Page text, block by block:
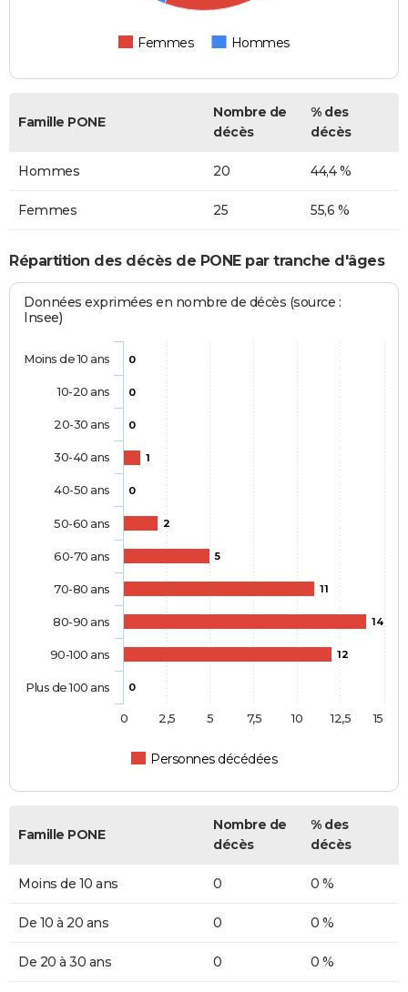
Femmes Hommes
Famille PONE
Nombre de
décès
% des
décès
Hommes 20 44,4 %
Femmes 25 55,6 %
Répartition des décès de PONE par tranche d'âges
Données exprimées en nombre de décès (source :
Insee)
0
0
0
1
0
2
5
11
14
12
0
Personnes décédées
Moins de 10 ans
10-20 ans
20-30 ans
30-40 ans
40-50 ans
50-60 ans
60-70 ans
70-80 ans
80-90 ans
90-100 ans
Plus de 100 ans
0 2,5 5 7,5 10 12,5 15
Famille PONE
Nombre de
décès
% des
décès
Moins de 10 ans 0 0 %
De 10 à 20 ans 0 0 %
De 20 à 30 ans 0 0 %